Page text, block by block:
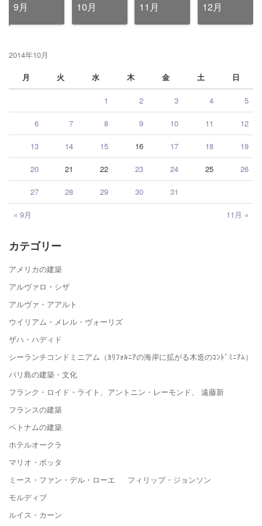
9月 10月 11月 12月
2014年10月
月
火 水 木 金 土 日
« 9月 11月 »
1 2 3 4 5
6 7 8 9 10 11 12
13 14 15 16 17 18 19
20 21 22 23 24 25 26
27 28 29 30 31
カテゴリー
アメリカの建築
アルヴァロ・シザ
アルヴァ・アアルト
ウイリアム・メレル・ヴォーリズ
ザハ・ハディド
シーランチコンドミニアム（ｶﾘﾌｫﾙﾆｱの海岸に拡がる木造のｺﾝﾄﾞﾐﾆｱﾑ）
バリ島の建築・文化
フランク・ロイド・ライト、アントニン・レーモンド、 遠藤新
フランスの建築
ベトナムの建築
ホテルオークラ
マリオ・ボッタ
ミース・ファン・デル・ローエ フィリップ・ジョンソン
モルディブ
ルイス・カーン